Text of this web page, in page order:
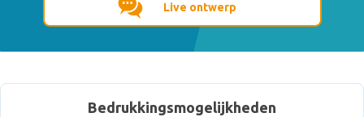
Live ontwerp
Bedrukkingsmogelijkheden